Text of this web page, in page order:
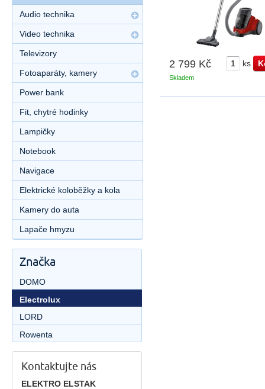
2 799 Kč ks
Skladem
Audio technika
Video technika
Televizory
Fotoaparáty, kamery
Power bank
Fit, chytré hodinky
Lampičky
Notebook
Navigace
Elektrické koloběžky a kola
Kamery do auta
Lapače hmyzu
Značka
DOMO
Electrolux
LORD
Rowenta
Kontaktujte nás
ELEKTRO ELSTAK